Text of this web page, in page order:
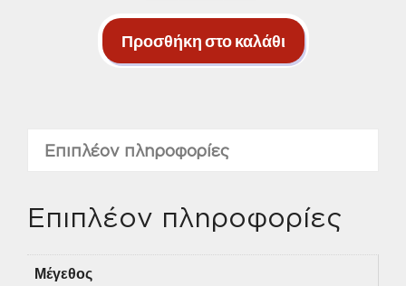
ποσότητα
Προσθήκη στο καλάθι
Επιπλέον πληροφορίες
Επιπλέον πληροφορίες
Μέγεθος